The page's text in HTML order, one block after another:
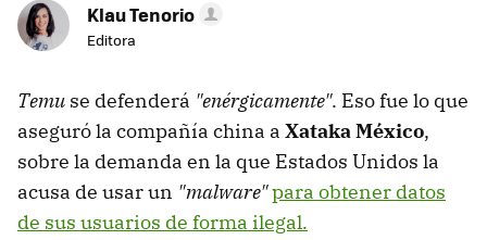
Klau Tenorio
Editora
Temu se defenderá "enérgicamente". Eso fue lo que
aseguró la compañía china a Xataka México,
sobre la demanda en la que Estados Unidos la
acusa de usar un "malware"para obtener datos
de sus usuarios de forma ilegal.